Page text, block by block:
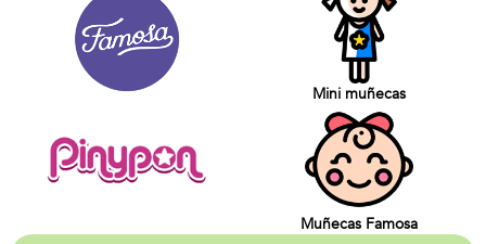
Mini muñecas
Muñecas Famosa